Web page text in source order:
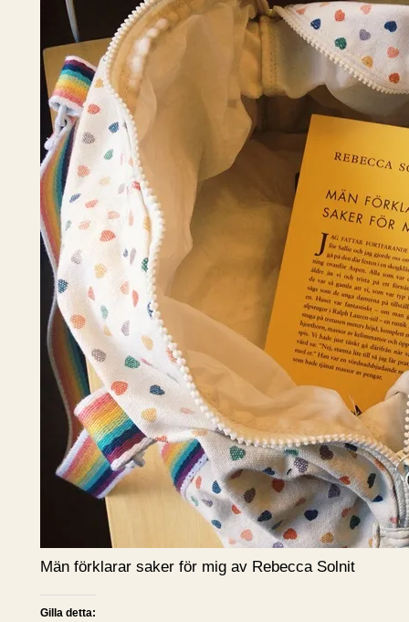
Män förklarar saker för mig av Rebecca Solnit
Gilla detta: